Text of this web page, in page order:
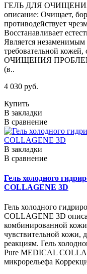
ГЕЛЬ ДЛЯ
описание: Очищает,
противодействует
Восстанавливает
Является незаменимым
требовательной
ОЧИЩЕНИЯ
(в..
4 030 руб.
Купить
В закладки
В сравнение
В закладки
В сравнение
Гель холодного
COLLAGENE 3D
Гель холодного
COLLAGENE 3D
комбинированной
чувствительной кожи,
реакциям. Гель
Pure MEDICAL
микрорельефа